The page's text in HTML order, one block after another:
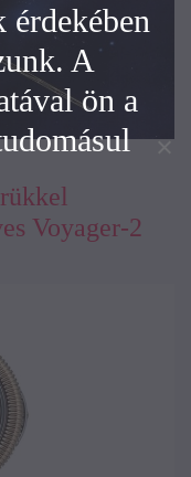
Voyager-2
érdekében
A
ön a